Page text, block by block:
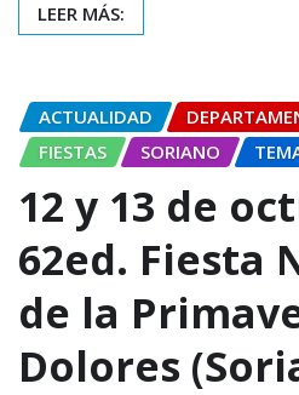
LEER MÁS:
ACTUALIDAD
FIESTAS
SORIANO
12 y 13 de
62ed. Fiesta
de la
Dolores